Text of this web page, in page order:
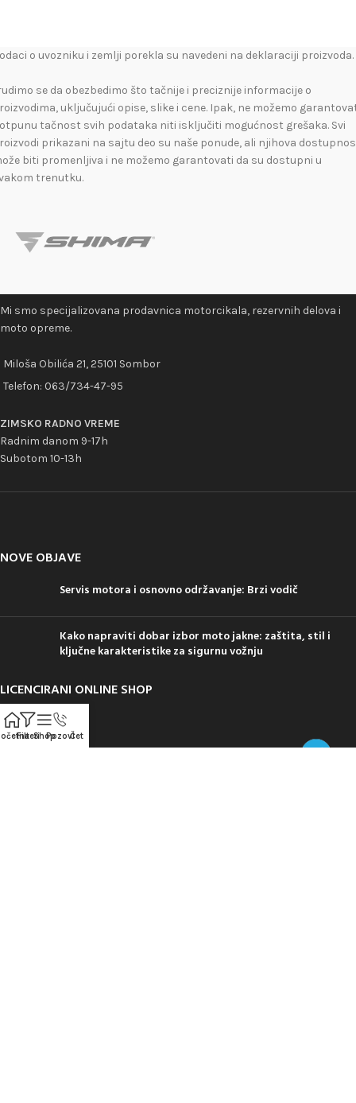
o uvozniku i zemlji porekla su navedeni na deklaraciji proizvoda.
se da obezbedimo što tačnije i preciznije informacije o
uključujući opise, slike i cene. Ipak, ne možemo
tačnost svih podataka niti isključiti mogućnost grešaka. Svi
prikazani na sajtu deo su naše ponude, ali njihova
biti promenljiva i ne možemo garantovati da su dostupni u
trenutku.
Mi smo specijalizovana prodavnica motorcikala, rezervnih delova i
moto opreme.
Miloša Obilića 21, 25101 Sombor
Telefon: 063/734-47-95
ZIMSKO RADNO VREME
Radnim danom 9-17h
Subotom 10-13h
NOVE OBJAVE
Servis motora i osnovno održavanje: Brzi vodič
Kako napraviti dobar izbor moto jakne: zaštita, stil i
ključne karakteristike za sigurnu vožnju
LICENCIRANI ONLINE SHOP
FilteriShopPozoviČet